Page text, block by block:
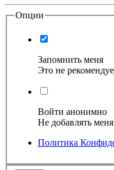
Опции
Запомнить меня
Это не
Войти анонимно
Не добавлять
Политика